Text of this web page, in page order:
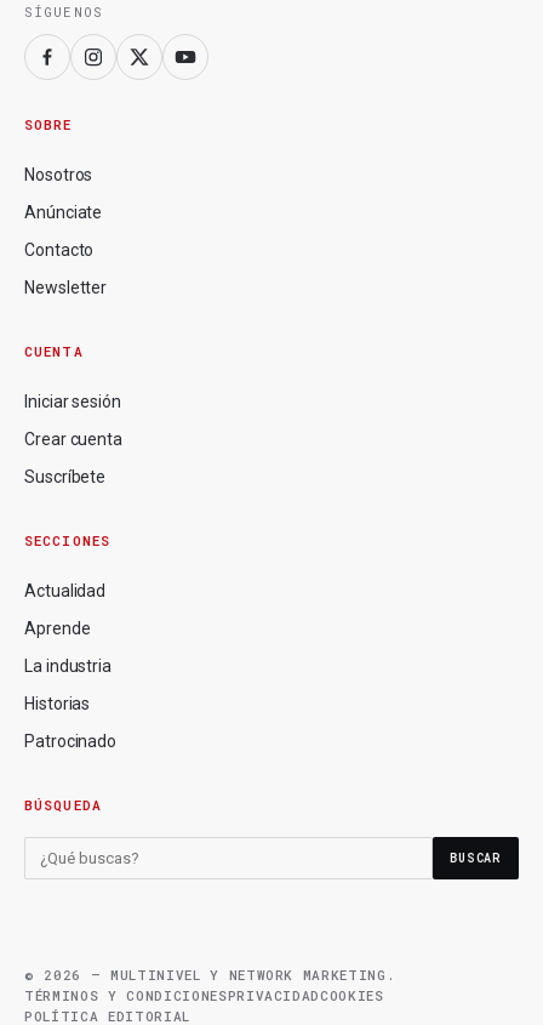
SÍGUENOS
SOBRE
Nosotros
Anúnciate
Contacto
Newsletter
CUENTA
Iniciar sesión
Crear cuenta
Suscríbete
SECCIONES
Actualidad
Aprende
La industria
Historias
Patrocinado
BÚSQUEDA
BUSCAR
© 2026 — MULTINIVEL Y NETWORK MARKETING.
TÉRMINOS Y CONDICIONESPRIVACIDADCOOKIES
POLÍTICA EDITORIAL